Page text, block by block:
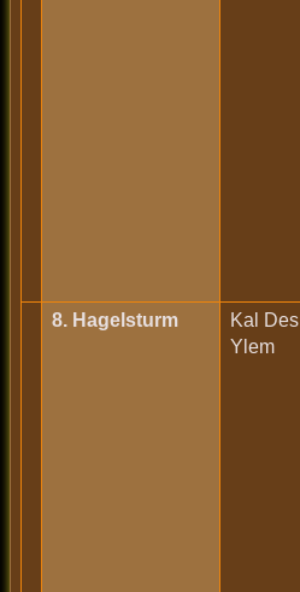
8. Hagelsturm
Kal Des
Ylem